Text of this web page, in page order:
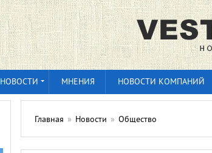
НОВОСТИ МНЕНИЯ НОВОСТИ КОМПАНИЙ
Главная » Новости » Общество